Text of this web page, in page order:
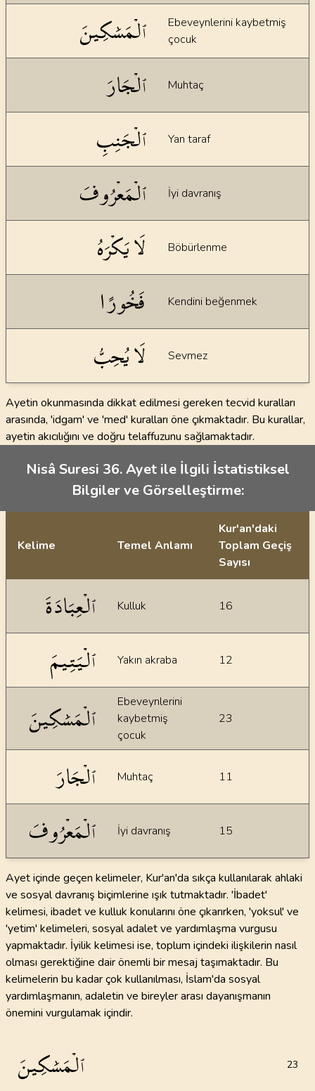
ٱلۡمَسَٰكِينَ
Ebeveynlerini kaybetmiş
çocuk
ٱلۡجَارَ Muhtaç
ٱلۡجَنِبِ Yan taraf
ٱلۡمَعۡرُوفَ İyi davranış
لَا يَكۡرَهُ Böbürlenme
فَخُورًا Kendini beğenmek
لَا يُحِبُّ Sevmez
Ayetin okunmasında dikkat edilmesi gereken tecvid kuralları
arasında, 'idgam' ve 'med' kuralları öne çıkmaktadır. Bu kurallar,
ayetin akıcılığını ve doğru telaffuzunu sağlamaktadır.
Nisâ Suresi 36. Ayet ile İlgili İstatistiksel
Bilgiler ve Görselleştirme:
Kelime Temel Anlamı
Kur'an'daki
Toplam Geçiş
Sayısı
ٱلۡعِبَادَةَ Kulluk 16
ٱلۡيَتِيمَ Yakın akraba 12
ٱلۡمَسَٰكِينَ
Ebeveynlerini
kaybetmiş
çocuk
23
ٱلۡجَارَ Muhtaç 11
ٱلۡمَعۡرُوفَ İyi davranış 15
Ayet içinde geçen kelimeler, Kur'an'da sıkça kullanılarak ahlaki
ve sosyal davranış biçimlerine ışık tutmaktadır. 'İbadet'
kelimesi, ibadet ve kulluk konularını öne çıkarırken, 'yoksul' ve
'yetim' kelimeleri, sosyal adalet ve yardımlaşma vurgusu
yapmaktadır. İyilik kelimesi ise, toplum içindeki ilişkilerin nasıl
olması gerektiğine dair önemli bir mesaj taşımaktadır. Bu
kelimelerin bu kadar çok kullanılması, İslam'da sosyal
yardımlaşmanın, adaletin ve bireyler arası dayanışmanın
önemini vurgulamak içindir.
ٱلۡمَسَٰكِينَ 23